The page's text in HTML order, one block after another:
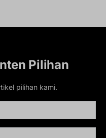
Pilihan
pilihan kami.